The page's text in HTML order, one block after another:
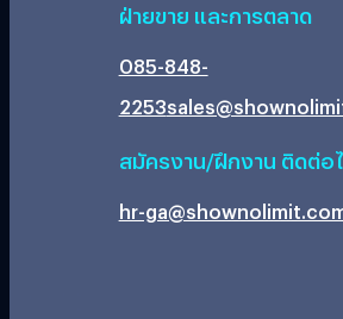
ฝ่ายขาย และการตลาด
085-848-
2253
สมัครงาน/ฝึกงาน ติดต่อ
hr-